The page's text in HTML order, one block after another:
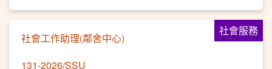
社會服務
社會工作助理(鄰舍中心)
131-2026/SSU